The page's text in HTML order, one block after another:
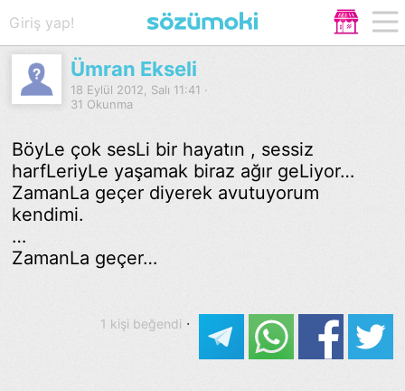
Giriş yap!
Ümran Ekseli
18 Eylül 2012, Salı 11:41 ·
31 Okunma
BöyLe çok sesLi bir hayatın , sessiz
harfLeriyLe yaşamak biraz ağır geLiyor…
ZamanLa geçer diyerek avutuyorum
kendimi.
…
ZamanLa geçer…
1 kişi beğendi ·